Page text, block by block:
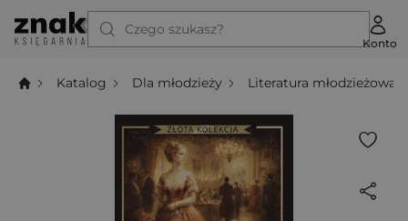
Czego szukasz?
Konto
Katalog Dla młodzieży Literatura młodzieżowa